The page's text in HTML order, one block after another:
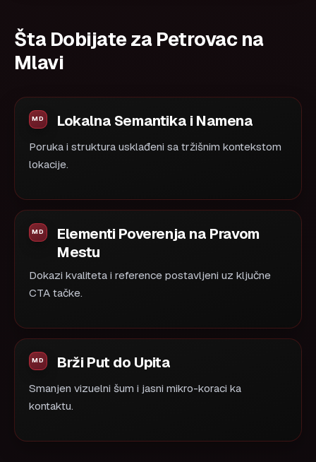
Šta Dobijate za Petrovac na
Mlavi
Lokalna Semantika i Namena
Poruka i struktura usklađeni sa tržišnim kontekstom
lokacije.
Elementi Poverenja na Pravom
Mestu
Dokazi kvaliteta i reference postavljeni uz ključne
CTA tačke.
Brži Put do Upita
Smanjen vizuelni šum i jasni mikro-koraci ka
kontaktu.